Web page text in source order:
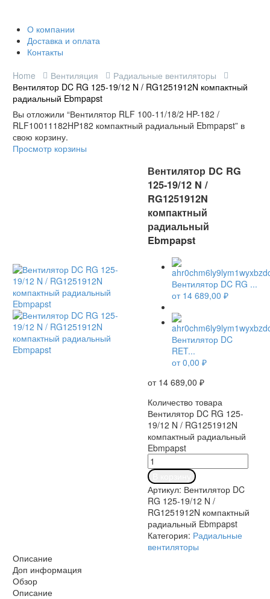
О компании
Доставка и оплата
Контакты
Home
Вентиляция
Радиальные вентиляторы
Вентилятор DC RG 125-19/12 N / RG1251912N компактный
радиальный Ebmpapst
Вы отложили “Вентилятор RLF 100-11/18/2 HP-182 /
RLF10011182HP182 компактный радиальный Ebmpapst” в
свою корзину.
Просмотр корзины
Вентилятор DC RG
125-19/12 N /
RG1251912N
компактный
радиальный
Ebmpapst
Вентилятор DC RG ...
от 14 689,00 ₽
Вентилятор DC
RET...
от0,00 ₽
от 14 689,00 ₽
Количество товара
Вентилятор DC RG 125-
19/12 N / RG1251912N
компактный радиальный
Ebmpapst
Артикул: Вентилятор DC
RG 125-19/12 N /
RG1251912N компактный
радиальный Ebmpapst
Категория: Радиальные
вентиляторы
Описание
Доп информация
Обзор
Описание